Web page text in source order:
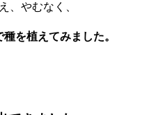
、やむなく、
を植えてみました。